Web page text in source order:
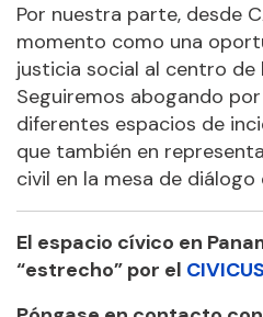
Por nuestra parte, desde
momento como una
justicia social al centro de
Seguiremos abogando
diferentes espacios de
que también en
civil en la mesa de
El espacio cívico en
“estrecho” por el